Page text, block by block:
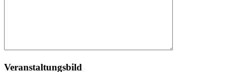
Veranstaltungsbild